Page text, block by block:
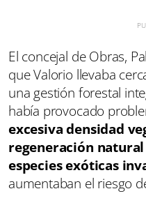
El concejal de Obras,
que Valorio llevaba
una gestión forestal
había provocado
excesiva densidad
regeneración
especies exóticas
aumentaban el riesgo